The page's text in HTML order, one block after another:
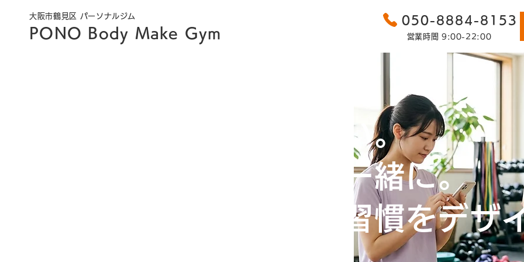
大阪市鶴見区 パーソナルジム
PONO Body Make Gym 営業時間 9:00-22:00
050-8884-8153
一人だと続かない。
だから、仲間と一緒に。
一生モノの運動習慣をデザ